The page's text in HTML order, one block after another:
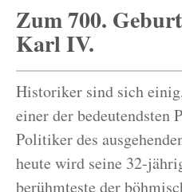
Zum 700.
Karl IV.
Historiker sind sich
einer der bedeutendsten
Politiker des
heute wird seine 32-
berühmteste der